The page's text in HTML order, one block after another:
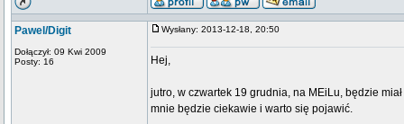
Pawel/Digit
Dołączył: 09 Kwi 2009
Posty: 16
Wysłany: 2013-12-18, 20:50
Hej,
jutro, w czwartek 19 grudnia, na MEiLu, będzie
mnie będzie ciekawie i warto się pojawić.